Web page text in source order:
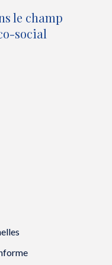
n
o
ê
le champ
social